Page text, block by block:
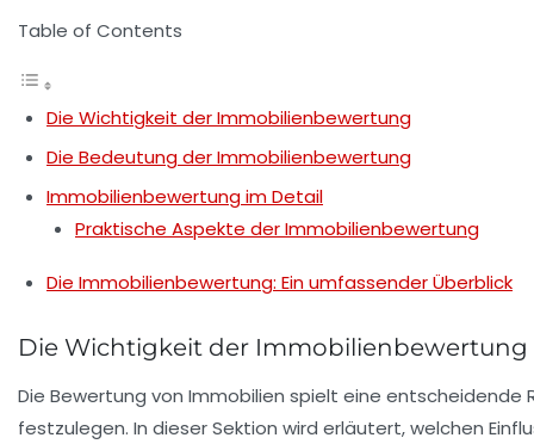
Table of Contents
Die Wichtigkeit der Immobilienbewertung
Die Bedeutung der Immobilienbewertung
Immobilienbewertung im Detail
Praktische Aspekte der Immobilienbewertung
Die Immobilienbewertung: Ein umfassender Überblick
Die Wichtigkeit der Immobilienbewertung
Die Bewertung von Immobilien spielt eine entscheidende
festzulegen. In dieser Sektion wird erläutert, welchen